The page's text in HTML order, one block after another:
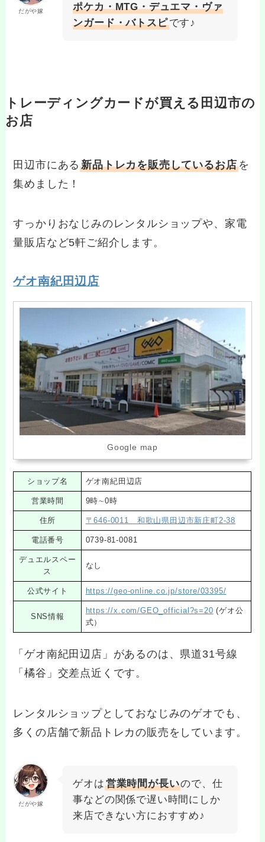
だがや嫁
ポケカ・MTG・デュエマ・ヴァ
ンガード・バトスピです♪
トレーディングカードが買える田辺市の
お店
田辺市にある新品トレカを販売しているお店を
集めました！
すっかりおなじみのレンタルショップや、家電
量販店など5軒ご紹介します。
ゲオ南紀田辺店
Google map
ショップ名 ゲオ南紀田辺店
営業時間 9時∼0時
住所 〒646-0011 和歌山県田辺市新庄町2-38
電話番号 0739-81-0081
デュエルスペー
ス
なし
公式サイト https://geo-online.co.jp/store/03395/
SNS情報
https://x.com/GEO_official?s=20 (ゲオ公
式）
「ゲオ南紀田辺店」があるのは、県道31号線
「橘谷」交差点近くです。
レンタルショップとしておなじみのゲオでも、
多くの店舗で新品トレカの販売をしています。
だがや嫁
ゲオは 営業時間が長いので、仕
事などの関係で遅い時間にしか
来店できない方におすすめ♪